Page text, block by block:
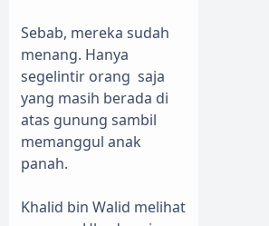
Sebab, mereka sudah
menang. Hanya
segelintir orang saja
yang masih berada di
atas gunung sambil
memanggul anak
panah.
Khalid bin Walid melihat